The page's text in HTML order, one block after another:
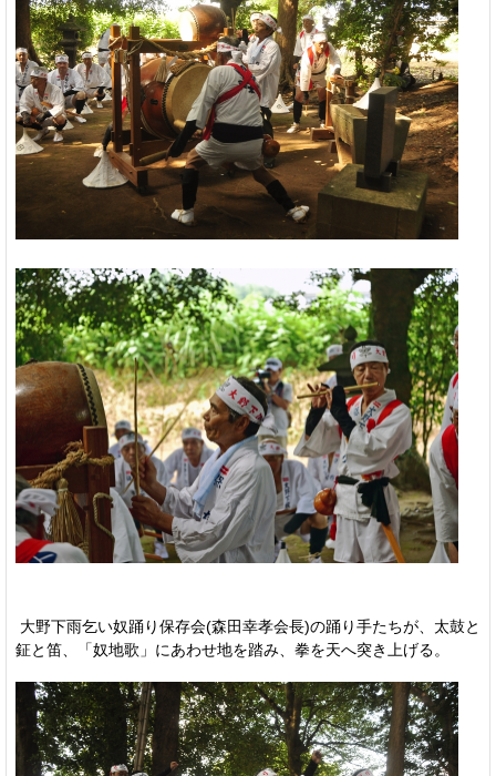
大野下雨乞い奴踊り保存会(森田幸孝会長)の踊り手たちが、太鼓と
鉦と笛、「奴地歌」にあわせ地を踏み、拳を天へ突き上げる。